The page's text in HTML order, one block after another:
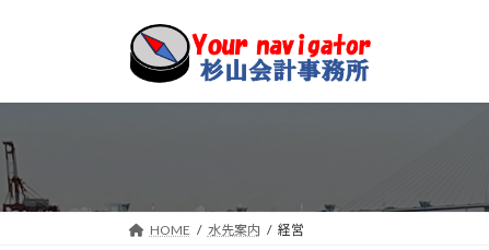
へ
ス
キ
ョ
ン
に
HOME 水先案内 経営